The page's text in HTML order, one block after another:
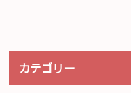
カテゴリー